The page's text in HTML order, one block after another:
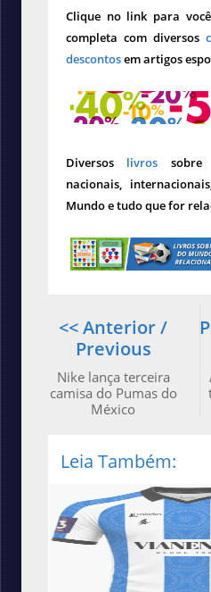
Clique no link para
completa com diversos
descontosem artigos
Diversos livros sobre
nacionais,
Mundo e tudo que for
<< Anterior /
Previous
Nike lança terceira
camisa do Pumas do
México
Leia Também: